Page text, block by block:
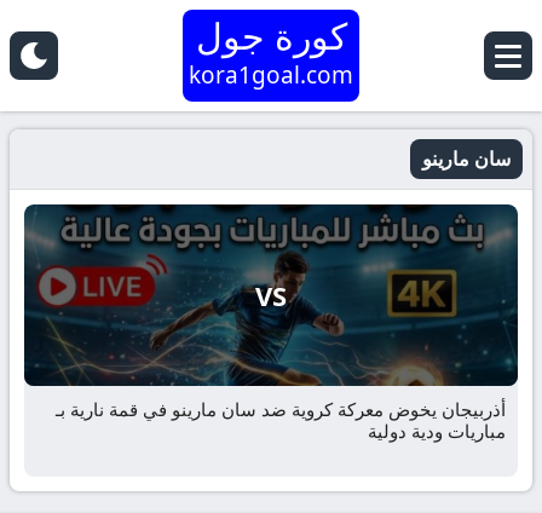
كورة جول
kora1goal.com
سان مارينو
VS
أذربيجان يخوض معركة كروية ضد سان مارينو في قمة نارية بـ
مباريات ودية دولية